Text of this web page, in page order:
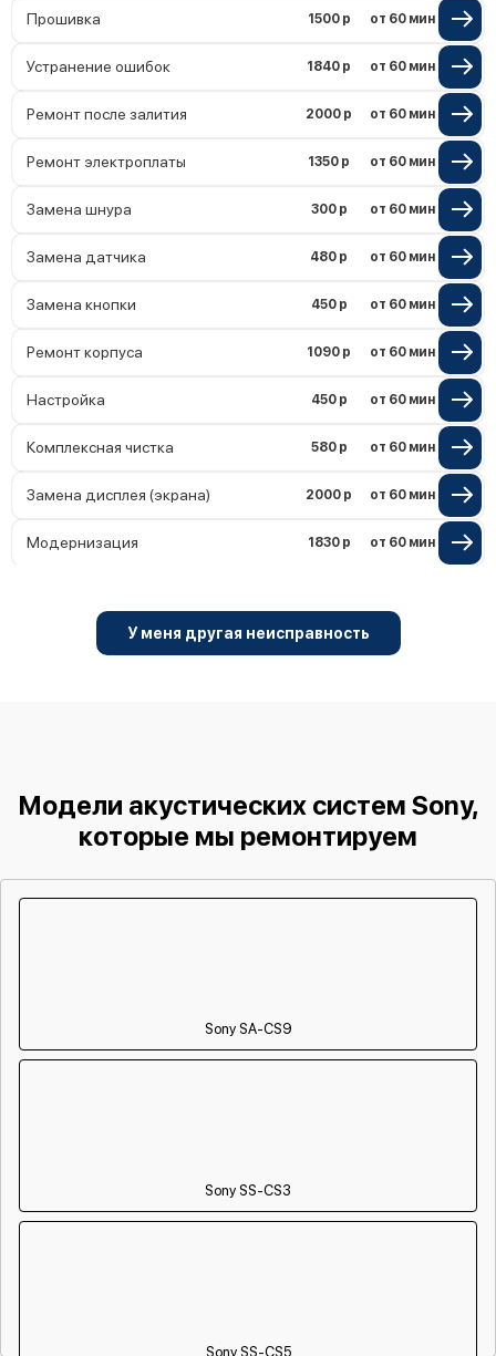
Поломка системы защиты от
Прошивка 1500 р от 60 мин
Устранение ошибок 1840 р от 60 мин
Ремонт после залития 2000 р от 60 мин
Ремонт электроплаты 1350 р от 60 мин
Замена шнура 300 р от 60 мин
Замена датчика 480 р от 60 мин
Замена кнопки 450 р от 60 мин
Ремонт корпуса 1090 р от 60 мин
Настройка 450 р от 60 мин
Комплексная чистка 580 р от 60 мин
Замена дисплея (экрана) 2000 р от 60 мин
Модернизация 1830 р от 60 мин
У меня другая неисправность
Модели акустических систем Sony,
которые мы ремонтируем
Sony SA-CS9
Sony SS-CS3
Sony SS-CS5